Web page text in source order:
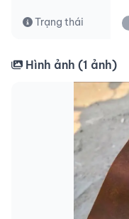
Trạng thái
Hình ảnh (1 ảnh)